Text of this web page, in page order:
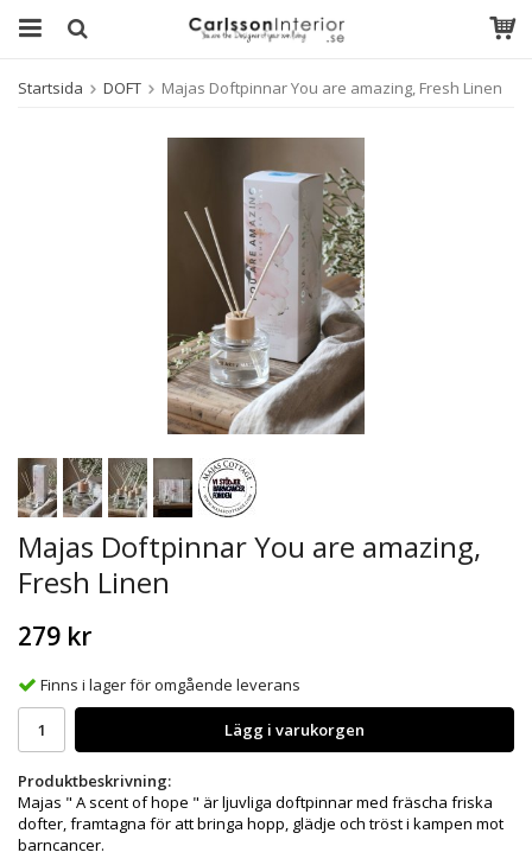
Startsida DOFT Majas Doftpinnar You are amazing, Fresh Linen
Majas Doftpinnar You are amazing,
Fresh Linen
279 kr
Finns i lager för omgående leverans
Lägg i varukorgen
Produktbeskrivning:
Majas " A scent of hope " är ljuvliga doftpinnar med fräscha friska
dofter, framtagna för att bringa hopp, glädje och tröst i kampen mot
barncancer.